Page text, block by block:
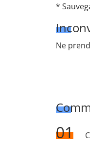
*
Ne
01